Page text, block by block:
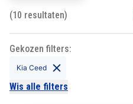
(10 resultaten)
Gekozen filters:
Kia Ceed
Wis alle filters